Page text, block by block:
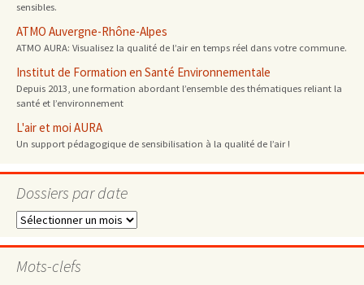
sensibles.
ATMO Auvergne-Rhône-Alpes
ATMO AURA: Visualisez la qualité de l’air en temps réel dans votre commune.
Institut de Formation en Santé Environnementale
Depuis 2013, une formation abordant l’ensemble des thématiques reliant la
santé et l’environnement
L'air et moi AURA
Un support pédagogique de sensibilisation à la qualité de l’air !
Dossiers par date
Dossiers
date
Mots-clefs